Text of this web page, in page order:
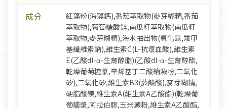
成分
紅藻粉(海藻鈣),番茄萃取物(麥芽糊精,番茄
萃取物),葡萄糖酸鋅,南瓜籽萃取物(南瓜籽
萃取物,麥芽糊精),海水抽出物(氧化鎂,羧甲
基纖維素鈉),維生素C(L-抗壞血酸),維生素
E(乙酸dl-α-生育醇脂)(乙酸dl-α-生育醇酯,
乾燥葡萄糖漿,辛烯基丁二酸鈉澱粉,二氧化
矽),二氧化矽,維生素B3(菸鹼酸),麥芽糊精,
硬脂酸鎂,維生素A(維生素A乙酸酯)(乾燥葡
萄糖漿,阿拉伯膠,玉米澱粉,維生素A乙酸酯,